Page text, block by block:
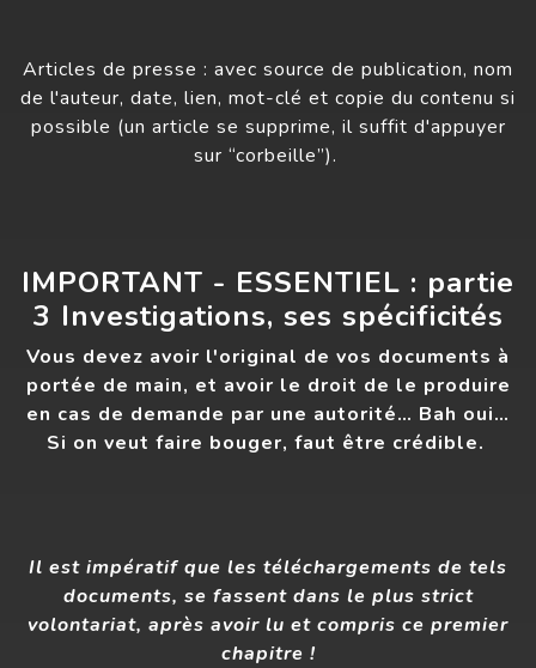
Articles de presse : avec source de publication, nom
de l'auteur, date, lien, mot-clé et copie du contenu si
possible (un article se supprime, il suffit d'appuyer
sur “corbeille”).
IMPORTANT - ESSENTIEL : partie
3 Investigations, ses spécificités
Vous devez avoir l'original de vos documents à
portée de main, et avoir le droit de le produire
en cas de demande par une autorité… Bah oui…
Si on veut faire bouger, faut être crédible.
Il est impératif que les téléchargements de tels
documents, se fassent dans le plus strict
volontariat, après avoir lu et compris ce premier
chapitre !